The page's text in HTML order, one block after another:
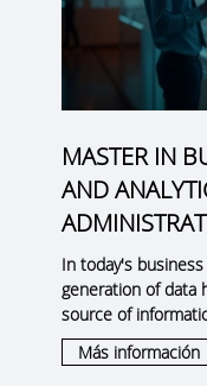
MASTER IN
AND
In today's
generation of data
source of
Más información